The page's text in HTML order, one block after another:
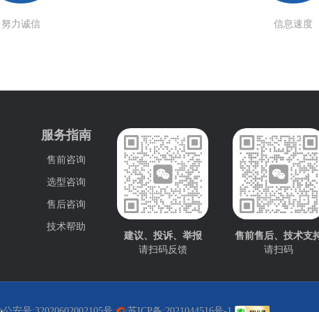
努力诚信 信息速度
服务指南
售前咨询
选型咨询
售后咨询
技术帮助
建议、投诉、举报
请扫码反馈
售前售后、技术支
请扫码